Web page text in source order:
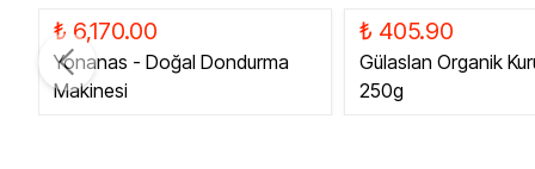
₺ 6,170.00
Yonanas - Doğal Dondurma
Makinesi
₺ 405.90
Gülaslan Organik
250g